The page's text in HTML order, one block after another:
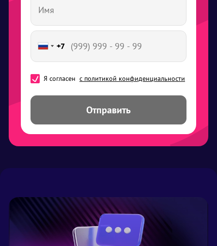
+7
+7
Я согласен с политикой конфиденциальности
Отправить